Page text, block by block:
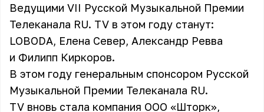
Ведущими VII Русской Музыкальной Премии
Телеканала RU. TV в этом году станут:
LOBODA, Елена Север, Александр Ревва
и Филипп Киркоров.
В этом году генеральным спонсором Русской
Музыкальной Премии Телеканала RU.
TV вновь стала компания ООО «Шторк»,